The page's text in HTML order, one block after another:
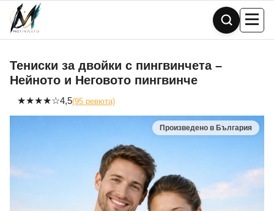
Skip
content
Тениски за двойки с пингвинчета –
Нейното и Неговото пингвинче
★★★★☆4,5(95 ревюта)